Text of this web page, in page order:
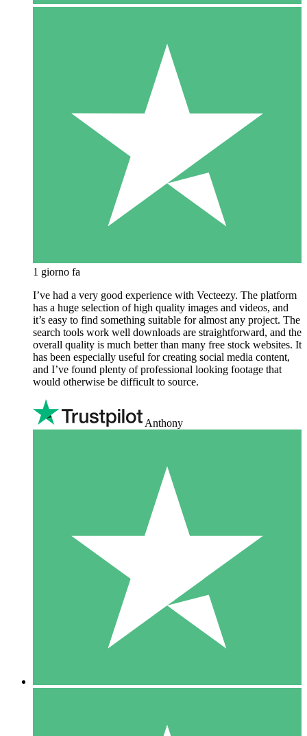
1 giorno fa
I’ve had a very good experience with Vecteezy. The platform
has a huge selection of high quality images and videos, and
it’s easy to find something suitable for almost any project. The
search tools work well downloads are straightforward, and the
overall quality is much better than many free stock websites. It
has been especially useful for creating social media content,
and I’ve found plenty of professional looking footage that
would otherwise be difficult to source.
Anthony